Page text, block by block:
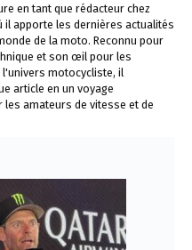
en tant que rédacteur chez
il apporte les dernières actualités
de la moto. Reconnu pour
et son œil pour les
motocycliste, il
article en un voyage
amateurs de vitesse et de